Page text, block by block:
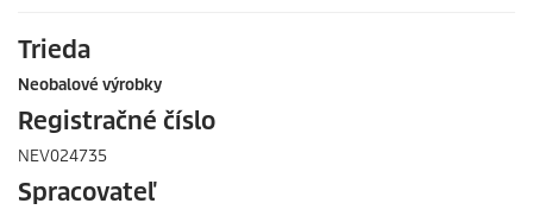
Trieda
Neobalové výrobky
Registračné číslo
NEV024735
Spracovateľ